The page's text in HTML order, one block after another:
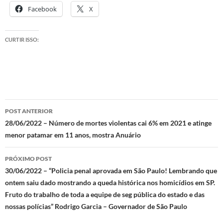
Facebook X
CURTIR ISSO:
Navegação
de
posts
POST ANTERIOR
28/06/2022 – Número de mortes violentas cai 6% em 2021 e atinge
menor patamar em 11 anos, mostra Anuário
PRÓXIMO POST
30/06/2022 – “Policia penal aprovada em São Paulo! Lembrando que
ontem saiu dado mostrando a queda histórica nos homicídios em SP.
Fruto do trabalho de toda a equipe de seg pública do estado e das
nossas polícias” Rodrigo Garcia – Governador de São Paulo